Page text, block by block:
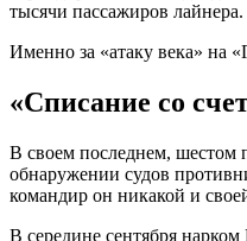
тысячи пассажиров
Именно за «атаку века» на
«Списание со
В своем последнем, шестом
обнаружении судов
командир он никакой и
В середине сентября